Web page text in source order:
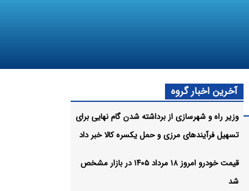
آخرین اخبار گروه
وزیر راه و شهرسازی از برداشته شدن گام نهایی برای
تسهیل فرآیندهای مرزی و حمل یکسره کالا خبر داد
قیمت خودرو امروز ۱۸ مرداد ۱۴۰۵ در بازار مشخص
شد